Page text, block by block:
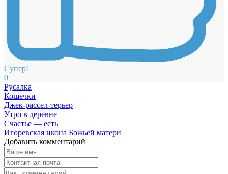
Супер!
0
Русалка
Кошечки
Джек-рассел-терьер
Утро в деревне
Счастье — есть
Игоревская икона Божьей матери
Добавить комментарий